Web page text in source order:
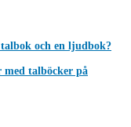
och en ljudbok?
talböcker på